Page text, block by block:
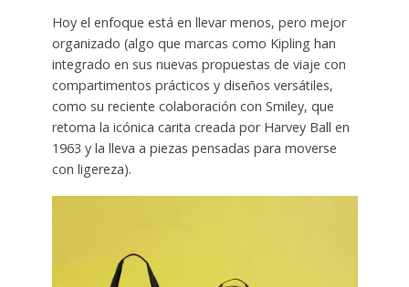
Hoy el enfoque está en llevar menos, pero mejor
organizado (algo que marcas como Kipling han
integrado en sus nuevas propuestas de viaje con
compartimentos prácticos y diseños versátiles,
como su reciente colaboración con Smiley, que
retoma la icónica carita creada por Harvey Ball en
1963 y la lleva a piezas pensadas para moverse
con ligereza).